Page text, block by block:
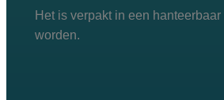
Het is verpakt in een
worden.